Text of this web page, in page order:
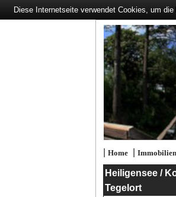
| Home| Immobilien
Heiligensee /
Tegelort
Diese Internetseite verwendet Cookies, um